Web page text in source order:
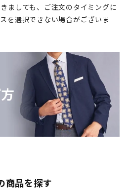
ましても、ご注文のタイミングに
を選択できない場合がございま
商品を探す